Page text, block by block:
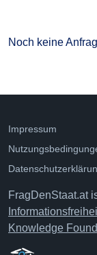
Noch keine
Impressum
FragDenStaat.at
Knowledge